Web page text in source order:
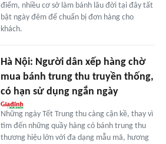
điểm, nhiều cơ sở làm bánh lâu đời tại đây tất
bật ngày đêm để chuẩn bị đơn hàng cho
khách.
Hà Nội: Người dân xếp hàng chờ
mua bánh trung thu truyền thống,
có hạn sử dụng ngắn ngày
Những ngày Tết Trung thu càng cận kề, thay vì
tìm đến những quầy hàng có bánh trung thu
thương hiệu lớn với đa dạng mẫu mã, hương